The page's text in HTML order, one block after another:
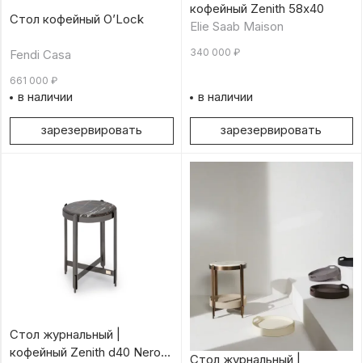
Стол кофейный O’Lock
Fendi Casa
661 000 ₽
в наличии
зарезервировать
кофейный Zenith 58х40
Elie Saab Maison
340 000 ₽
в наличии
зарезервировать
Стол журнальный |
кофейный Zenith d40 Nero
Стол журнальный |